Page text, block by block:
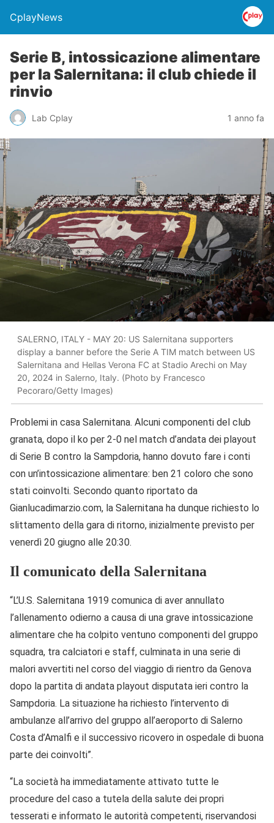
CplayNews
Serie B, intossicazione alimentare
per la Salernitana: il club chiede il
rinvio
Lab Cplay 1 anno fa
SALERNO, ITALY - MAY 20: US Salernitana supporters
display a banner before the Serie A TIM match between US
Salernitana and Hellas Verona FC at Stadio Arechi on May
20, 2024 in Salerno, Italy. (Photo by Francesco
Pecoraro/Getty Images)
Problemi in casa Salernitana. Alcuni componenti del club
granata, dopo il ko per 2-0 nel match d’andata dei playout
di Serie B contro la Sampdoria, hanno dovuto fare i conti
con un’intossicazione alimentare: ben 21 coloro che sono
stati coinvolti. Secondo quanto riportato da
Gianlucadimarzio.com, la Salernitana ha dunque richiesto lo
slittamento della gara di ritorno, inizialmente previsto per
venerdì 20 giugno alle 20:30.
Il comunicato della Salernitana
“L’U.S. Salernitana 1919 comunica di aver annullato
l’allenamento odierno a causa di una grave intossicazione
alimentare che ha colpito ventuno componenti del gruppo
squadra, tra calciatori e staff, culminata in una serie di
malori avvertiti nel corso del viaggio di rientro da Genova
dopo la partita di andata playout disputata ieri contro la
Sampdoria. La situazione ha richiesto l’intervento di
ambulanze all’arrivo del gruppo all’aeroporto di Salerno
Costa d’Amalfi e il successivo ricovero in ospedale di buona
parte dei coinvolti”.
“La società ha immediatamente attivato tutte le
procedure del caso a tutela della salute dei propri
tesserati e informato le autorità competenti, riservandosi